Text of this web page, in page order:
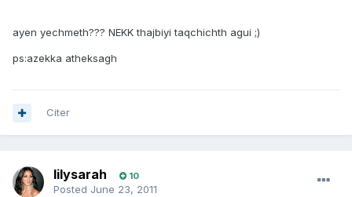
ayen yechmeth??? NEKK thajbiyi taqchichth agui ;)
ps:azekka atheksagh
Citer
lilysarah 10
Posted June 23, 2011